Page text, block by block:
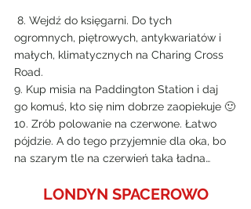
ogromnych, piętrowych, antykwariatów i
małych, klimatycznych na Charing Cross
Road.
9. Kup misia na Paddington Station i daj
go komuś, kto się nim dobrze zaopiekuje 🙂
10. Zrób polowanie na czerwone. Łatwo
pójdzie. A do tego przyjemnie dla oka, bo
na szarym tle na czerwień taka ładna…
LONDYN SPACEROWO